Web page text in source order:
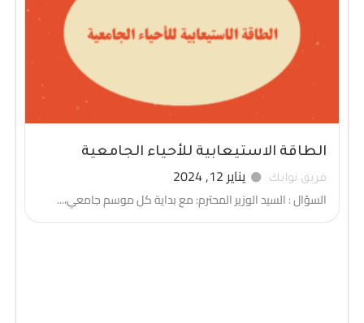
الطاقة الاستيعابية للأحياء الجامعية
فريق نوابك يناير 12, 2024
السؤال : السيد الوزير المحترم: مع بداية كل موسم جامعي،...